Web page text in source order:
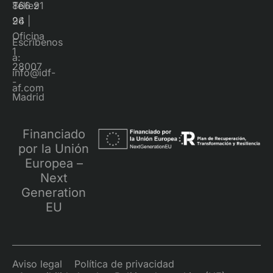
866 91
96
Escríbenos
a:
info@idf-
af.com
Téllez
24 |
Oficina
1
28007
-
Madrid
Financiado
por la Unión
Europea –
Next
Generation
EU
Aviso legal
Política de privacidad